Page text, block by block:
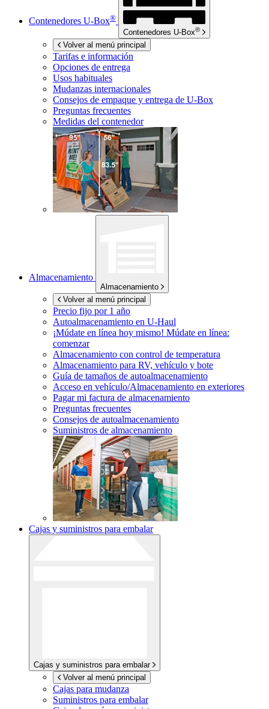
Contenedores U-Box®
Contenedores U-Box®
Volver al menú principal
Tarifas e información
Opciones de entrega
Usos habituales
Mudanzas internacionales
Consejos de empaque y entrega de U-Box
Preguntas frecuentes
Medidas del contenedor
Almacenamiento
Almacenamiento
Volver al menú principal
Precio fijo por 1 año
Autoalmacenamiento en U-Haul
¡Múdate en línea hoy mismo! Múdate en línea:
comenzar
Almacenamiento con control de temperatura
Almacenamiento para RV, vehículo y bote
Guía de tamaños de autoalmacenamiento
Acceso en vehículo/Almacenamiento en exteriores
Pagar mi factura de almacenamiento
Preguntas frecuentes
Consejos de autoalmacenamiento
Suministros de almacenamiento
Cajas y suministros para embalar
Cajas y suministros para embalar
Volver al menú principal
Cajas para mudanza
Suministros para embalar